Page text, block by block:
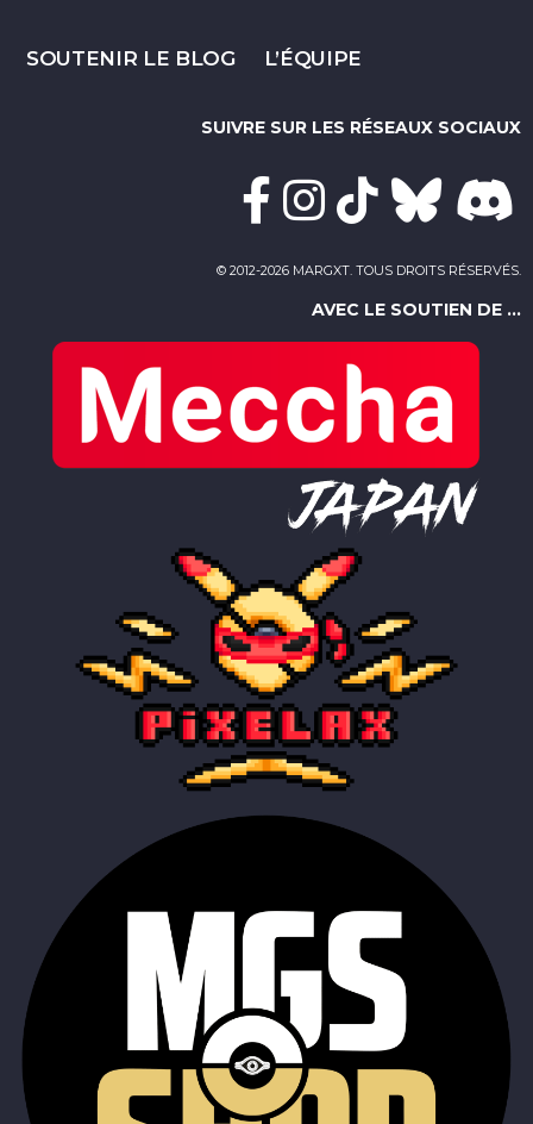
SOUTENIR LE BLOG L’ÉQUIPE
SUIVRE SUR LES RÉSEAUX SOCIAUX
© 2012-2026 MARGXT. TOUS DROITS RÉSERVÉS.
AVEC LE SOUTIEN DE ...